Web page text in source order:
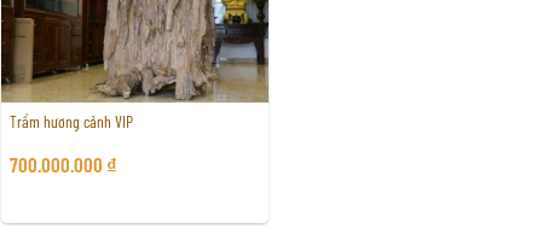
Trầm hương cảnh VIP
700.000.000 ₫